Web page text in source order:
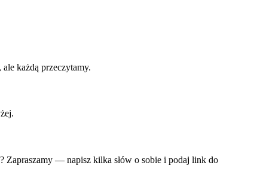
każdą przeczytamy.
Zapraszamy — napisz kilka słów o sobie i podaj link do